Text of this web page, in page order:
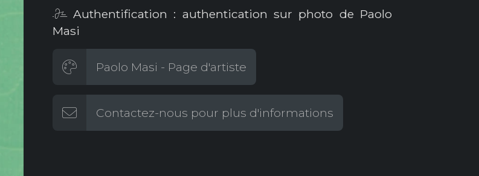
Authentification : authentication sur photo de Paolo
Masi
Paolo Masi - Page d'artiste
Contactez-nous pour plus d'informations